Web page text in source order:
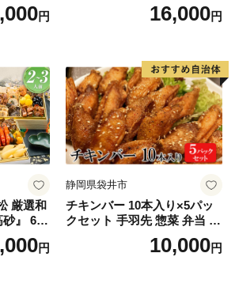
シャケ
円
菜 牛たん 一人暮らし 冷凍】
16,000円
厳選和
』 6.5
せち料
せち 縁
円
静岡県袋井市
チキンバー 10本入り×5パッ
クセット 手羽先 惣菜 弁当 お
かず お酒 おつまみ ギフト キ
ャンプ アウトドア キャンプ
10,000円